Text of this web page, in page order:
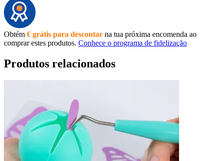
Obtém € grátis para descontar na tua próxima encomenda ao
comprar estes produtos. Conhece o programa de fidelização
Produtos relacionados